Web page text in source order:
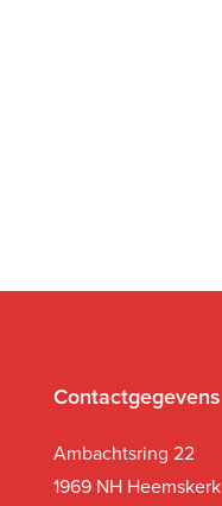
Contactgegevens
Ambachtsring 22
1969 NH Heemskerk